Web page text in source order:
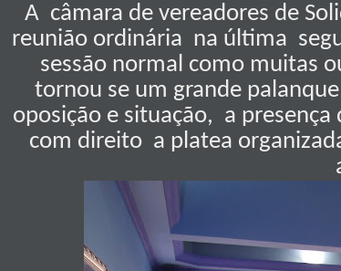
A câmara de vereadores de
reunião ordinária na última
sessão normal como muitas
tornou se um grande
oposição e situação, a presença
com direito a platea